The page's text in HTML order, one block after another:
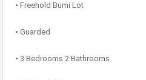
• Freehold Bumi Lot
• Guarded
• 3 Bedrooms 2 Bathrooms